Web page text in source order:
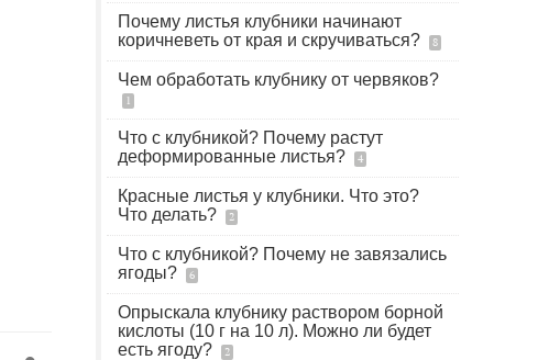
Почему листья клубники начинают
коричневеть от края и скручиваться?
8
Чем обработать клубнику от червяков?
1
Что с клубникой? Почему растут
деформированные листья?
4
Красные листья у клубники. Что это?
Что делать?
2
Что с клубникой? Почему не завязались
ягоды?
6
Опрыскала клубнику раствором борной
кислоты (10 г на 10 л). Можно ли будет
есть ягоду?
2